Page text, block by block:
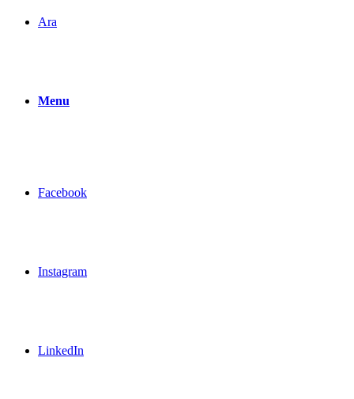
Ara
Menu
Facebook
Instagram
LinkedIn